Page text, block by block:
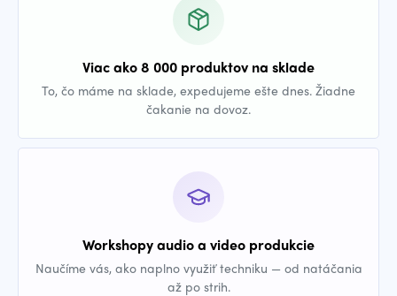
Viac ako 8 000 produktov na sklade
To, čo máme na sklade, expedujeme ešte dnes. Žiadne
čakanie na dovoz.
Workshopy audio a video produkcie
Naučíme vás, ako naplno využiť techniku — od natáčania
až po strih.